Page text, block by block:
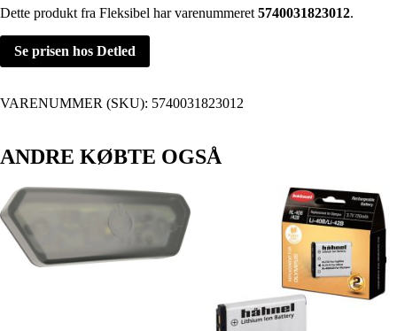
Dette produkt fra Fleksibel har varenummeret 5740031823012.
Se prisen hos Detled
VARENUMMER (SKU): 5740031823012
ANDRE KØBTE OGSÅ